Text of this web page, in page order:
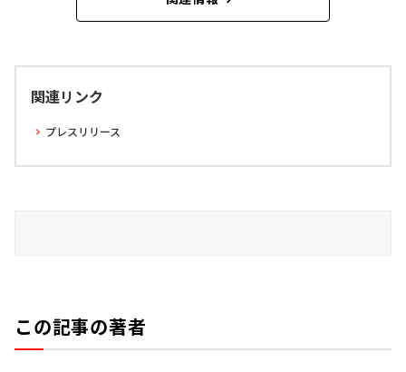
関連リンク
プレスリリース
この記事の著者